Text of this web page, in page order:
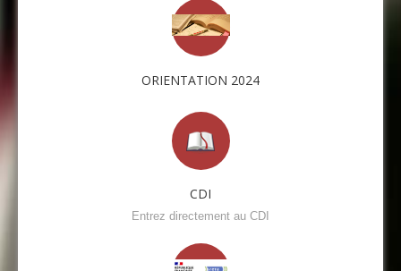
ORIENTATION 2024
CDI
Entrez directement au CDI